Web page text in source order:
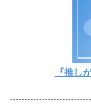
『推し